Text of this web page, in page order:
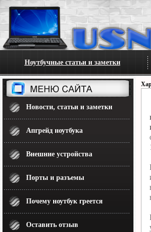
Ноутбучные статьи и заметки
Новости, статьи и заметки
Апгрейд ноутбука
Внешние устройства
Порты и разъемы
Почему ноутбук греется
Оставить отзыв